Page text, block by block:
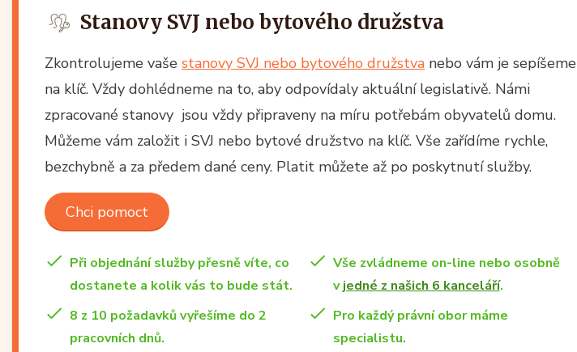
Stanovy SVJ nebo bytového družstva
Zkontrolujeme vaše stanovy SVJ nebo bytového družstva nebo vám je sepíšeme
na klíč. Vždy dohlédneme na to, aby odpovídaly aktuální legislativě. Námi
zpracované stanovy jsou vždy připraveny na míru potřebám obyvatelů domu.
Můžeme vám založit i SVJ nebo bytové družstvo na klíč. Vše zařídíme rychle,
bezchybně a za předem dané ceny. Platit můžete až po poskytnutí služby.
Chci pomoct
Při objednání služby přesně víte, co
dostanete a kolik vás to bude stát.
Vše zvládneme on-line nebo osobně
vjedné z našich 6 kanceláří.
8 z 10 požadavků vyřešíme do 2
pracovních dnů.
Pro každý právní obor máme
specialistu.